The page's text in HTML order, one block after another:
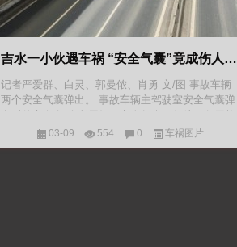
吉水一小伙遇车祸 “安全气囊”竟成伤人利器？
记者严爱群、白灵、郭曼侬、肖勇 文/图 事故车辆
两个安全气囊弹出。 事故车辆主驾驶室安全气囊弹
态，遇到危险时会弹出，以保护司乘人员。然
03-09 554 0 车祸图片